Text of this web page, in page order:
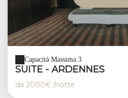
Capacità Massima:3
SUITE - ARDENNES
da 2000€ /notte